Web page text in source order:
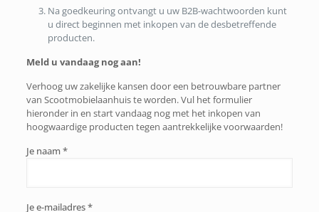
Na goedkeuring ontvangt u uw B2B-wachtwoorden kunt
u direct beginnen met inkopen van de desbetreffende
producten.
Meld u vandaag nog aan!
Verhoog uw zakelijke kansen door een betrouwbare partner
van Scootmobielaanhuis te worden. Vul het formulier
hieronder in en start vandaag nog met het inkopen van
hoogwaardige producten tegen aantrekkelijke voorwaarden!
Je naam *
Je e-mailadres *